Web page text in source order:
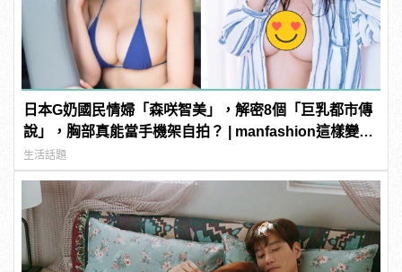
日本G奶國民情婦「森咲智美」，解密8個「巨乳都市傳
說」，胸部真能當手機架自拍？ | manfashion這樣變型
男
生活話題